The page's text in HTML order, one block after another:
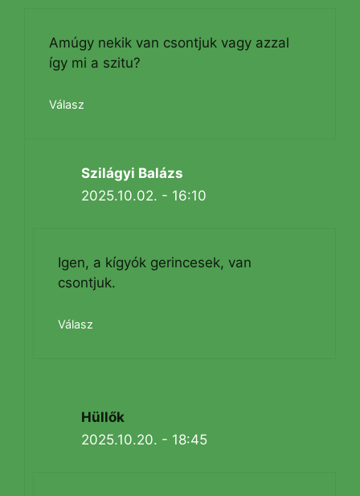
Amúgy nekik van csontjuk vagy azzal
így mi a szitu?
Válasz
Szilágyi Balázs
2025.10.02. - 16:10
Igen, a kígyók gerincesek, van
csontjuk.
Válasz
Hüllők
2025.10.20. - 18:45